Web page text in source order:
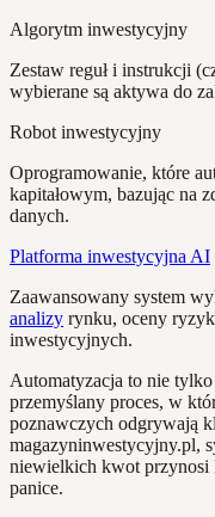
Algorytm inwestycyjny
Zestaw reguł i instrukcji
wybierane są aktywa do
Robot inwestycyjny
Oprogramowanie, które
kapitałowym, bazując na
danych.
Platforma inwestycyjna AI
Zaawansowany system
analizy rynku, oceny
inwestycyjnych.
Automatyzacja to nie
przemyślany proces, w
poznawczych odgrywają
magazyninwestycyjny.pl,
niewielkich kwot przynosi
panice.